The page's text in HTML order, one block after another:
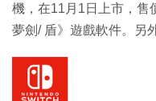
機，在11月1日上市，售
夢劍/ 盾》遊戲軟件。另